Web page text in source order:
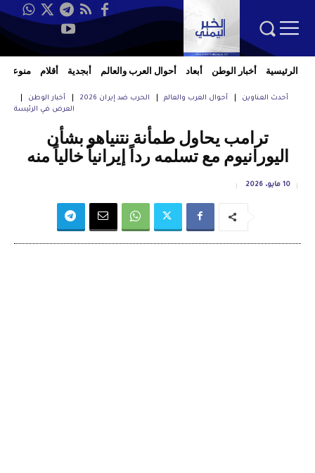
الرئيسية أخبار الوطن أبعاد أحوال العرب والعالم أبجدية أقلام منوعات
أحدث العناوين أحوال العرب والعالم الحرب ضد إيران 2026
أخبار الوطن
العرض في الرئيسة
ترامب يحاول طمأنة نتنياهو بشأن
اليورانيوم مع تسلمه رداً إيرانياً خالياً منه
10 مايو، 2026